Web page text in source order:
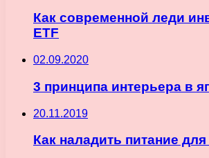
Как современной леди
ETF
02.09.2020
3 принципа интерьера в
20.11.2019
Как наладить питание